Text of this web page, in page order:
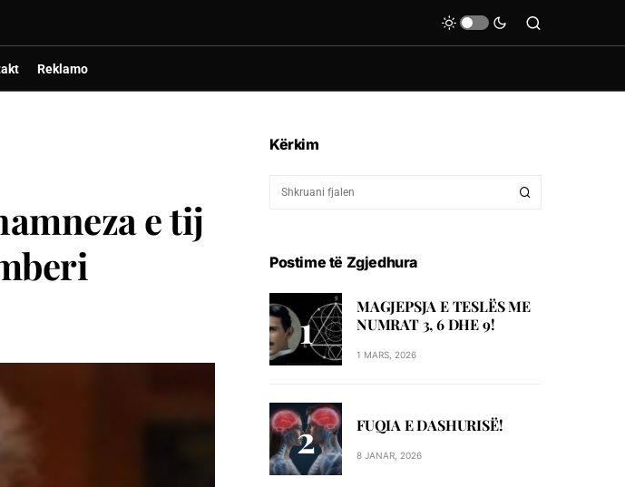
Reklamo
e tij
Kërkim
Postime të Zgjedhura
MAGJEPSJA E TESLËS ME
NUMRAT 3, 6 DHE 9!
1 MARS, 2026
FUQIA E DASHURISË!
8 JANAR, 2026